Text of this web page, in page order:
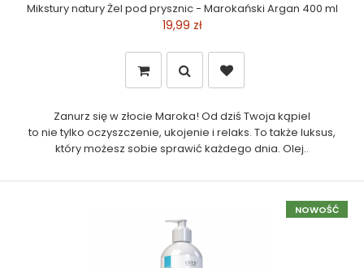
Mikstury natury Żel pod prysznic - Marokański Argan 400 ml
19,99 zł
Zanurz się w złocie Maroka! Od dziś Twoja kąpiel
to nie tylko oczyszczenie, ukojenie i relaks. To także luksus,
który możesz sobie sprawić każdego dnia. Olej..
NOWOŚĆ